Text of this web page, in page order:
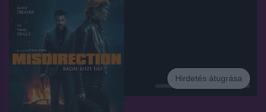
Hirdetés
Hirdetés átugrása